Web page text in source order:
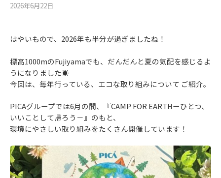
2026年6月22⽇
はやいもので、2026年も半分が過ぎましたね！
標高1000mのFujiyamaでも、だんだんと夏の気配を感じるよ
うになりました☀
今回は、毎年行っている、エコな取り組みについて ご紹介。
PICAグループでは6月の間、『CAMP FOR EARTHーひとつ、
いいことして帰ろう－』のもと、
環境にやさしい取り組みをたくさん開催しています！